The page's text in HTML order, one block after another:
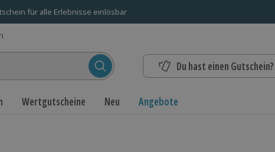
für alle Erlebnisse einlösbar
Du hast einen Gutschein?
Wertgutscheine Neu Angebote